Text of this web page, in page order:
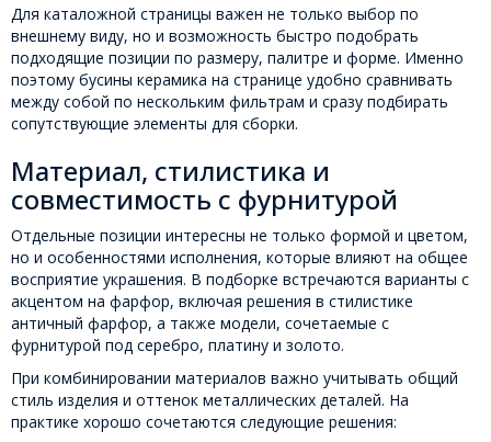
Для каталожной страницы важен не только выбор по
внешнему виду, но и возможность быстро подобрать
подходящие позиции по размеру, палитре и форме. Именно
поэтому бусины керамика на странице удобно сравнивать
между собой по нескольким фильтрам и сразу подбирать
сопутствующие элементы для сборки.
Материал, стилистика и
совместимость с фурнитурой
Отдельные позиции интересны не только формой и цветом,
но и особенностями исполнения, которые влияют на общее
восприятие украшения. В подборке встречаются варианты с
акцентом на фарфор, включая решения в стилистике
античный фарфор, а также модели, сочетаемые с
фурнитурой под серебро, платину и золото.
При комбинировании материалов важно учитывать общий
стиль изделия и оттенок металлических деталей. На
практике хорошо сочетаются следующие решения: